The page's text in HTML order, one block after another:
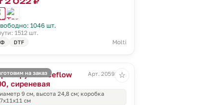
1046 шт.
1512 шт.
DTF Molti
на заказIceflow
сиреневая
Арт. 20598.77
9 см, высота 24,8 см; коробка
см
☆